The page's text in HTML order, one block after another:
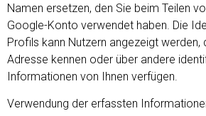
Namen ersetzen, den Sie beim Teilen
Google-Konto verwendet haben. Die
Profils kann Nutzern angezeigt werden,
Adresse kennen oder über andere
Informationen von Ihnen verfügen.
Verwendung der erfassten